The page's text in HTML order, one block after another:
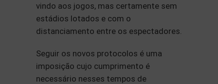
vindo aos jogos, mas certamente sem
estádios lotados e com o
distanciamento entre os espectadores.
Seguir os novos protocolos é uma
imposição cujo cumprimento é
necessário nesses tempos de